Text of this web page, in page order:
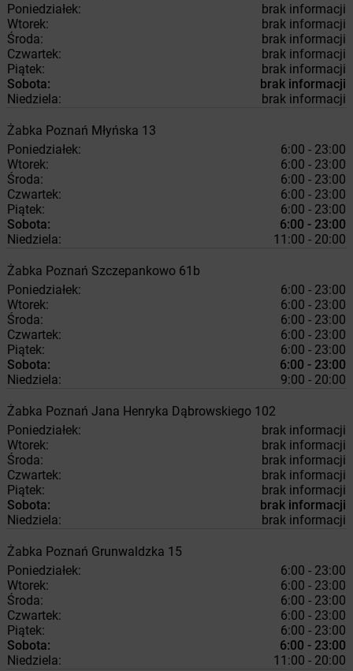
Poniedziałek:
brak informacji
Wtorek:
brak informacji
Środa:
brak informacji
Czwartek:
brak informacji
Piątek:
brak informacji
Sobota:
brak informacji
Niedziela:
brak informacji
Żabka Poznań Młyńska 13
Poniedziałek:
6:00 - 23:00
Wtorek:
6:00 - 23:00
Środa:
6:00 - 23:00
Czwartek:
6:00 - 23:00
Piątek:
6:00 - 23:00
Sobota:
6:00 - 23:00
Niedziela:
11:00 - 20:00
Żabka Poznań Szczepankowo 61b
Poniedziałek:
6:00 - 23:00
Wtorek:
6:00 - 23:00
Środa:
6:00 - 23:00
Czwartek:
6:00 - 23:00
Piątek:
6:00 - 23:00
Sobota:
6:00 - 23:00
Niedziela:
9:00 - 20:00
Żabka Poznań Jana Henryka Dąbrowskiego 102
Poniedziałek:
brak informacji
Wtorek:
brak informacji
Środa:
brak informacji
Czwartek:
brak informacji
Piątek:
brak informacji
Sobota:
brak informacji
Niedziela:
brak informacji
Żabka Poznań Grunwaldzka 15
Poniedziałek:
6:00 - 23:00
Wtorek:
6:00 - 23:00
Środa:
6:00 - 23:00
Czwartek:
6:00 - 23:00
Piątek:
6:00 - 23:00
Sobota:
6:00 - 23:00
Niedziela:
11:00 - 20:00